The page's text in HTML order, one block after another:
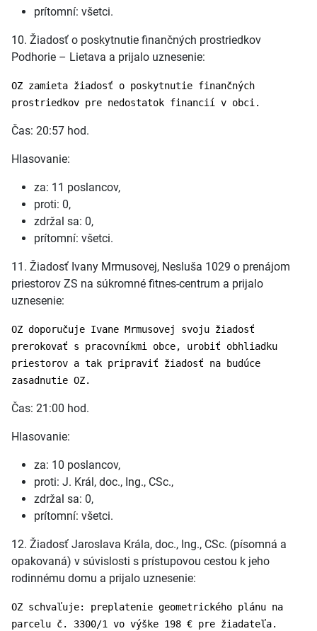
prítomní: všetci.
10. Žiadosť o poskytnutie finančných prostriedkov
Podhorie – Lietava a prijalo uznesenie:
OZ zamieta žiadosť o poskytnutie finančných
prostriedkov pre nedostatok financií v obci.
Čas: 20:57 hod.
Hlasovanie:
za: 11 poslancov,
proti: 0,
zdržal sa: 0,
prítomní: všetci.
11. Žiadosť Ivany Mrmusovej, Nesluša 1029 o prenájom
priestorov ZS na súkromné fitnes-centrum a prijalo
uznesenie:
OZ doporučuje Ivane Mrmusovej svoju žiadosť
prerokovať s pracovníkmi obce, urobiť obhliadku
priestorov a tak pripraviť žiadosť na budúce
zasadnutie OZ.
Čas: 21:00 hod.
Hlasovanie:
za: 10 poslancov,
proti: J. Král, doc., Ing., CSc.,
zdržal sa: 0,
prítomní: všetci.
12. Žiadosť Jaroslava Krála, doc., Ing., CSc. (písomná a
opakovaná) v súvislosti s prístupovou cestou k jeho
rodinnému domu a prijalo uznesenie:
OZ schvaľuje: preplatenie geometrického plánu na
parcelu č. 3300/1 vo výške 198 € pre žiadateľa.